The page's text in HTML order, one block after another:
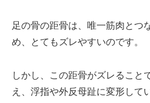
足の骨の距骨は、唯一筋肉とつ
め、とてもズレやすいのです。
しかし、この距骨がズレること
え、浮指や外反母趾に変形して